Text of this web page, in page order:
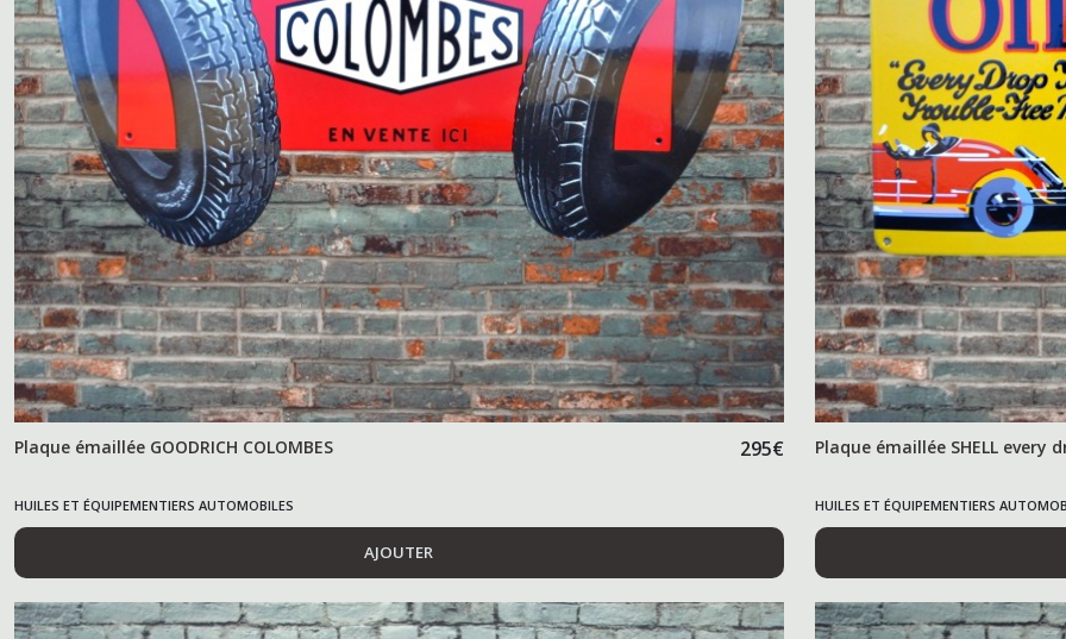
Plaque émaillée GOODRICH COLOMBES 295€
HUILES ET ÉQUIPEMENTIERS AUTOMOBILES
AJOUTER
Plaque émaillée SHELL every
HUILES ET ÉQUIPEMENTIERS